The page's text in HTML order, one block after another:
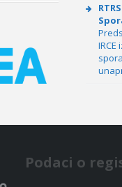
RTRS
Podaci o